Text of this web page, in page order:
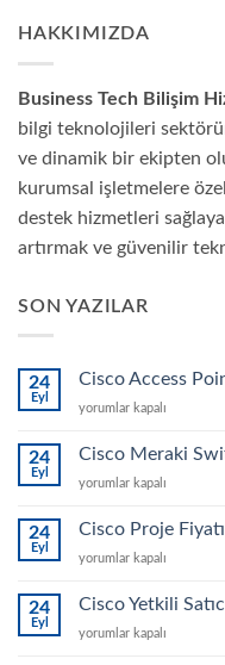
HAKKIMIZDA
Business Tech Bilişim
bilgi teknolojileri
ve dinamik bir ekipten
kurumsal işletmelere özel
destek hizmetleri
artırmak ve güvenilir
SON YAZILAR
24
Eyl
Cisco Access
Cisco
Point
yorumlar kapalı
24
Eyl
Cisco Meraki
Cisco
Switch
yorumlar kapalı
24
Eyl
Cisco Proje Fiyatı
Cisco
Fiyatı
yorumlar kapalı
24
Eyl
Cisco Yetkili
Cisco
yorumlar kapalı